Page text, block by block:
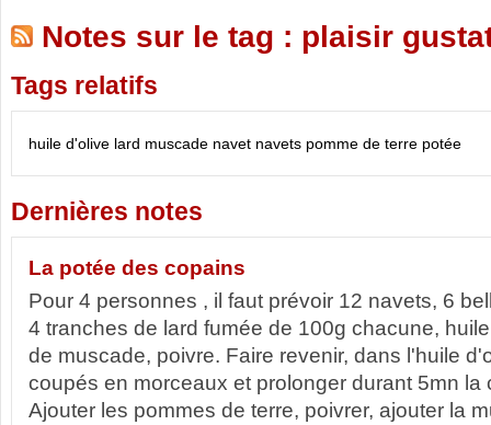
Notes sur le tag : plaisir
Tags relatifs
huile d'olive lard muscade navet navets pomme de terre potée
Dernières notes
La potée des copains
Pour 4 personnes , il faut prévoir 12 navets, 6
4 tranches de lard fumée de 100g chacune,
de muscade, poivre. Faire revenir, dans l'huile
coupés en morceaux et prolonger durant 5mn la
Ajouter les pommes de terre, poivrer, ajouter la